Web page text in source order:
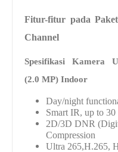
Fitur-fitur pada
Channel
Spesifikasi Kamera
(2.0 MP) Indoor
Day/night
Smart IR, up to
2D/3D DNR
Compression
Ultra 265,H.265,